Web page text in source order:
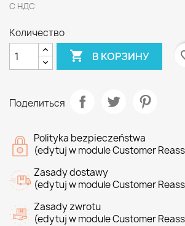
С НДС
Количество
 В КОРЗИНУ
Поделиться
Polityka bezpieczeństwa
(edytuj w module Customer
Zasady dostawy
(edytuj w module Customer
Zasady zwrotu
(edytuj w module Customer